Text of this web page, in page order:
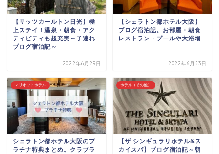
【リッツカールトン日光】極
上ステイ！温泉・朝食・アク
ティビティも超充実～子連れ
ブログ宿泊記～
2022年6月29日
【シェラトン都ホテル大阪】
ブログ宿泊記。お部屋・朝食
レストラン・プールや大浴場
2022年6月23日
マリオットホテル
シェラトン都ホテル大阪のプ
ラチナ特典まとめ。クラブラ
ホテル（その他）
【ザ シンギュラリホテル&ス
カイスパ】ブログ宿泊記～朝